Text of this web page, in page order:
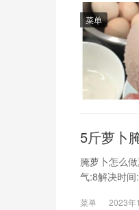
菜单
5斤萝卜
腌萝卜怎么
气:8解决时
菜单 2023年